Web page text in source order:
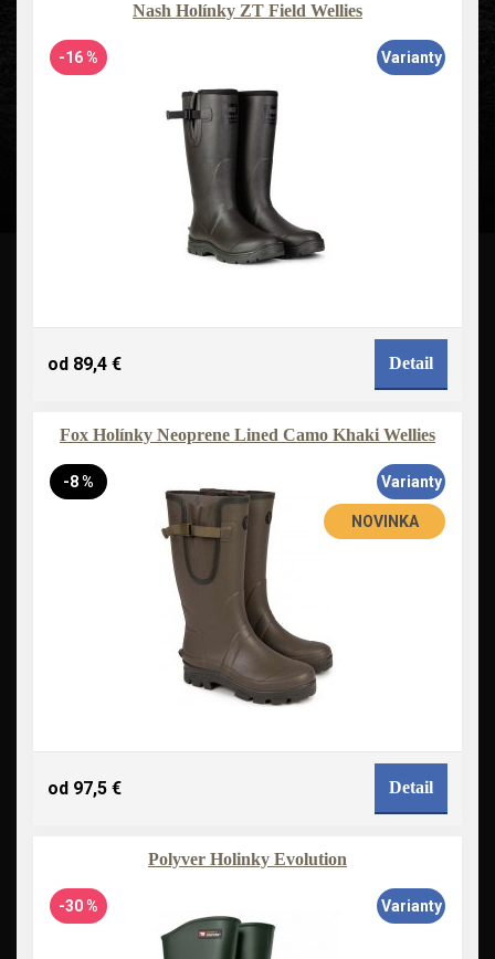
Nash Holínky ZT Field Wellies
-16 % Varianty
od 89,4 € Detail
Fox Holínky Neoprene Lined Camo Khaki Wellies
-8 %
NOVINKA
Varianty
od 97,5 € Detail
Polyver Holinky Evolution
-30 % Varianty